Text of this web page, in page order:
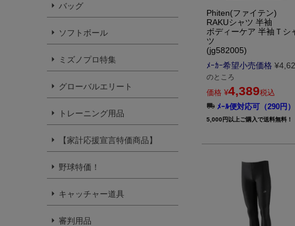
バッグ
ソフトボール
ミズノプロ特集
グローバルエリート
トレーニング用品
【家計応援宣言特価商品】
野球特価！
キャッチャー道具
審判用品
Phiten(ファイテン)
RAKUシャツ 半袖
ボディーケア 半袖Ｔシ
ツ
(jg582005)
ﾒｰｶｰ希望小売価格 ¥
のところ
価格 ¥4,389税込
ﾒｰﾙ便対応可（290円）
5,000円以上ご購入で送料無料！